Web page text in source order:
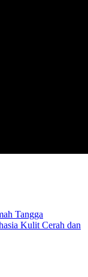
Tangga
Kulit Cerah dan